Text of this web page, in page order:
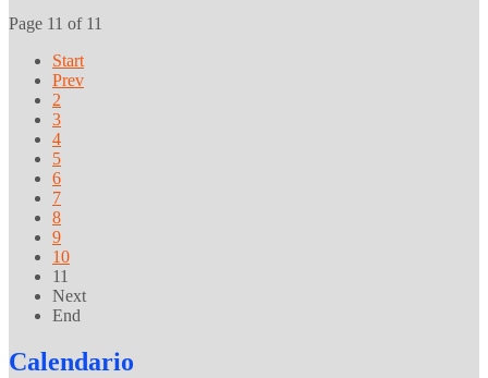
Page 11 of 11
Start
Prev
2
3
4
5
6
7
8
9
10
11
Next
End
Calendario